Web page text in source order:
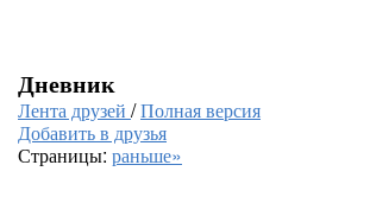
Дневник
Лента друзей /Полная версия
Добавить в друзья
Страницы: раньше»